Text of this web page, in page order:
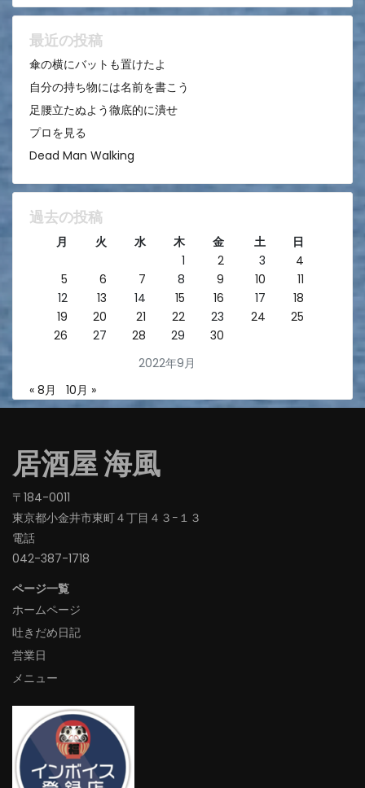
ョ
ン
最近の投稿
傘の横にバットも置けたよ
自分の持ち物には名前を書こう
足腰立たぬよう徹底的に潰せ
プロを見る
Dead Man Walking
過去の投稿
2022年9月
月 火 水 木 金 土
日
1
2 3
4
5
6 7 8 9 10
11
12
13 14 15 16 17
18
19
20 21 22 23 24
25
26
27 28 29 30
« 8月 10月 »
居酒屋 海風
〒184-0011
東京都小金井市東町４丁目４３−１３
電話
042-387-1718‬
ページ一覧
ホームページ
吐きだめ日記
営業日
メニュー